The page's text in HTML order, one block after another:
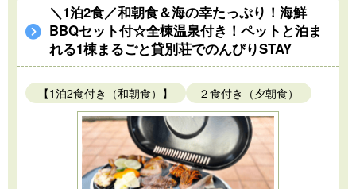
＼1泊2食／和朝食＆海の幸たっぷり！海鮮
BBQセット付☆全棟温泉付き！ペットと泊ま
れる1棟まるごと貸別荘でのんびりSTAY
【1泊2食付き（和朝食）】 ２食付き（夕朝食）